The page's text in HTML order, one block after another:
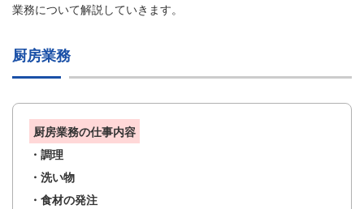
業務について解説していきます。
厨房業務
厨房業務の仕事内容
・調理
・洗い物
・食材の発注